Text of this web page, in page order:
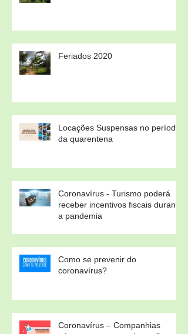
Feriados 2020
Locações Suspensas no período
da quarentena
Coronavírus - Turismo poderá
receber incentivos fiscais durante
a pandemia
Como se prevenir do
coronavírus?
Coronavírus – Companhias